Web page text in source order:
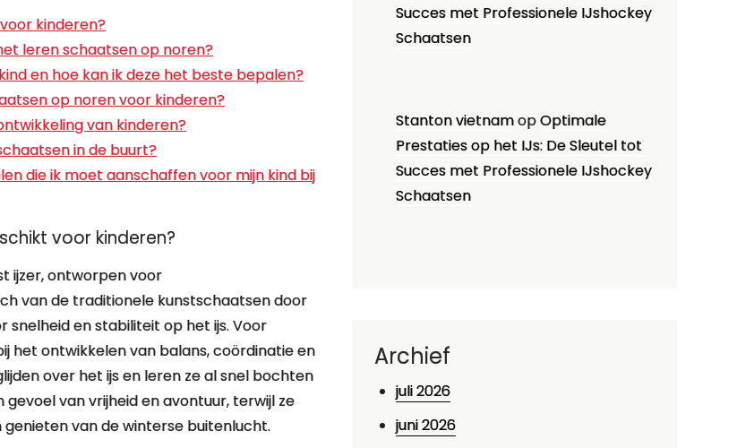
kinderen?
leren schaatsen op noren?
en hoe kan ik deze het beste bepalen?
op noren voor kinderen?
van kinderen?
in de buurt?
die ik moet aanschaffen voor mijn kind bij
voor kinderen?
ijzer, ontworpen voor
van de traditionele kunstschaatsen door
snelheid en stabiliteit op het ijs. Voor
het ontwikkelen van balans, coördinatie en
over het ijs en leren ze al snel bochten
van vrijheid en avontuur, terwijl ze
van de winterse buitenlucht.
Succes met Professionele IJshockey
Schaatsen
Stanton vietnamopOptimale
Prestaties op het IJs: De Sleutel tot
Succes met Professionele IJshockey
Schaatsen
Archief
juli 2026
juni 2026